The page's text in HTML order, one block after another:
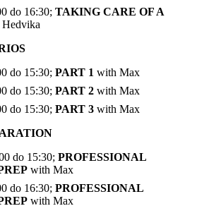
do 16:30; TAKING CARE OF A
do 15:30; PART 1 with Max
do 15:30; PART 2 with Max
do 15:30; PART 3 with Max
do 15:30; PROFESSIONAL
with Max
do 16:30; PROFESSIONAL
with Max